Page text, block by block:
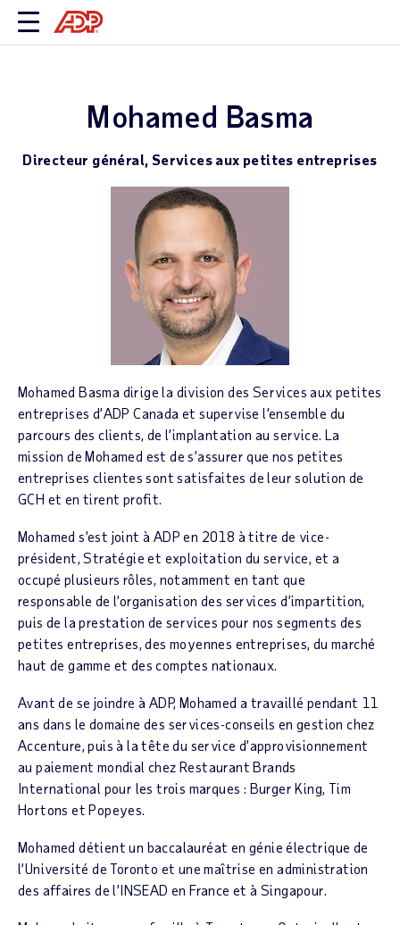
Mohamed Basma
Directeur général, Services aux petites entreprises
Mohamed Basma dirige la division des Services aux petites
entreprises d’ADP Canada et supervise l’ensemble du
parcours des clients, de l’implantation au service. La
mission de Mohamed est de s’assurer que nos petites
entreprises clientes sont satisfaites de leur solution de
GCH et en tirent profit.
Mohamed s’est joint à ADP en 2018 à titre de vice-
président, Stratégie et exploitation du service, et a
occupé plusieurs rôles, notamment en tant que
responsable de l’organisation des services d’impartition,
puis de la prestation de services pour nos segments des
petites entreprises, des moyennes entreprises, du marché
haut de gamme et des comptes nationaux.
Avant de se joindre à ADP, Mohamed a travaillé pendant 11
ans dans le domaine des services-conseils en gestion chez
Accenture, puis à la tête du service d’approvisionnement
au paiement mondial chez Restaurant Brands
International pour les trois marques : Burger King, Tim
Hortons et Popeyes.
Mohamed détient un baccalauréat en génie électrique de
l’Université de Toronto et une maîtrise en administration
des affaires de l’INSEAD en France et à Singapour.